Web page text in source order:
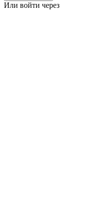
Или войти через